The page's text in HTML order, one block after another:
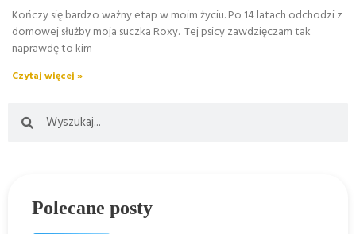
Kończy się bardzo ważny etap w moim życiu. Po 14 latach odchodzi z
domowej służby moja suczka Roxy. Tej psicy zawdzięczam tak
naprawdę to kim
Czytaj więcej »
Polecane posty